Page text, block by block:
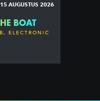
AUGUSTUS 2026
BOAT
ELECTRONIC